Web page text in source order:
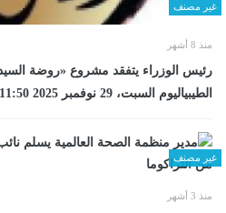
غير مصنف
منذ 8 أشهر
الطيبياليوم السبت، 29 نوفمبر 2025 11:50 صـ
غير مصنف
منذ 3 أشهر